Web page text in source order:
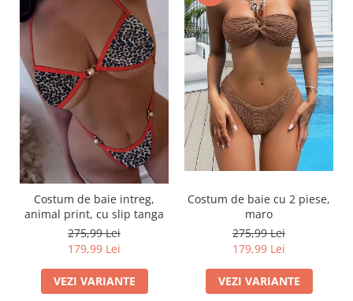
Costum de baie intreg,
animal print, cu slip tanga
275,99 Lei
179,99 Lei
VEZI VARIANTE
Costum de baie cu 2 piese,
maro
275,99 Lei
179,99 Lei
VEZI VARIANTE